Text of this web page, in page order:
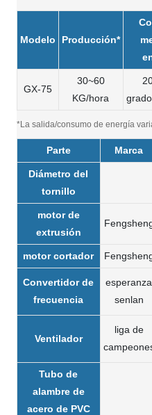
Modelo Producción*
GX-75
30~60
KG/hora
*La salida/consumo de energía
Parte Marca
Diámetro del
tornillo
motor de
extrusión
motor cortador
Convertidor de
frecuencia
esperanza
senlan
Ventilador
liga de
Tubo de
alambre de
acero de PVC